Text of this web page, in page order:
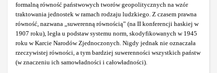
formalną równość państwowych tworów geopolitycznych na wzór
traktowania jednostek w ramach rodzaju ludzkiego. Z czasem prawna
równość, nazwana „suwerenną równością” (na II konferencji haskiej w
1907 roku), legła u podstaw systemu norm, skodyfikowanych w 1945
roku w Karcie Narodów Zjednoczonych. Nigdy jednak nie oznaczała
rzeczywistej równości, a tym bardziej suwerenności wszystkich państw
(w znaczeniu ich samowładności i całowładności).